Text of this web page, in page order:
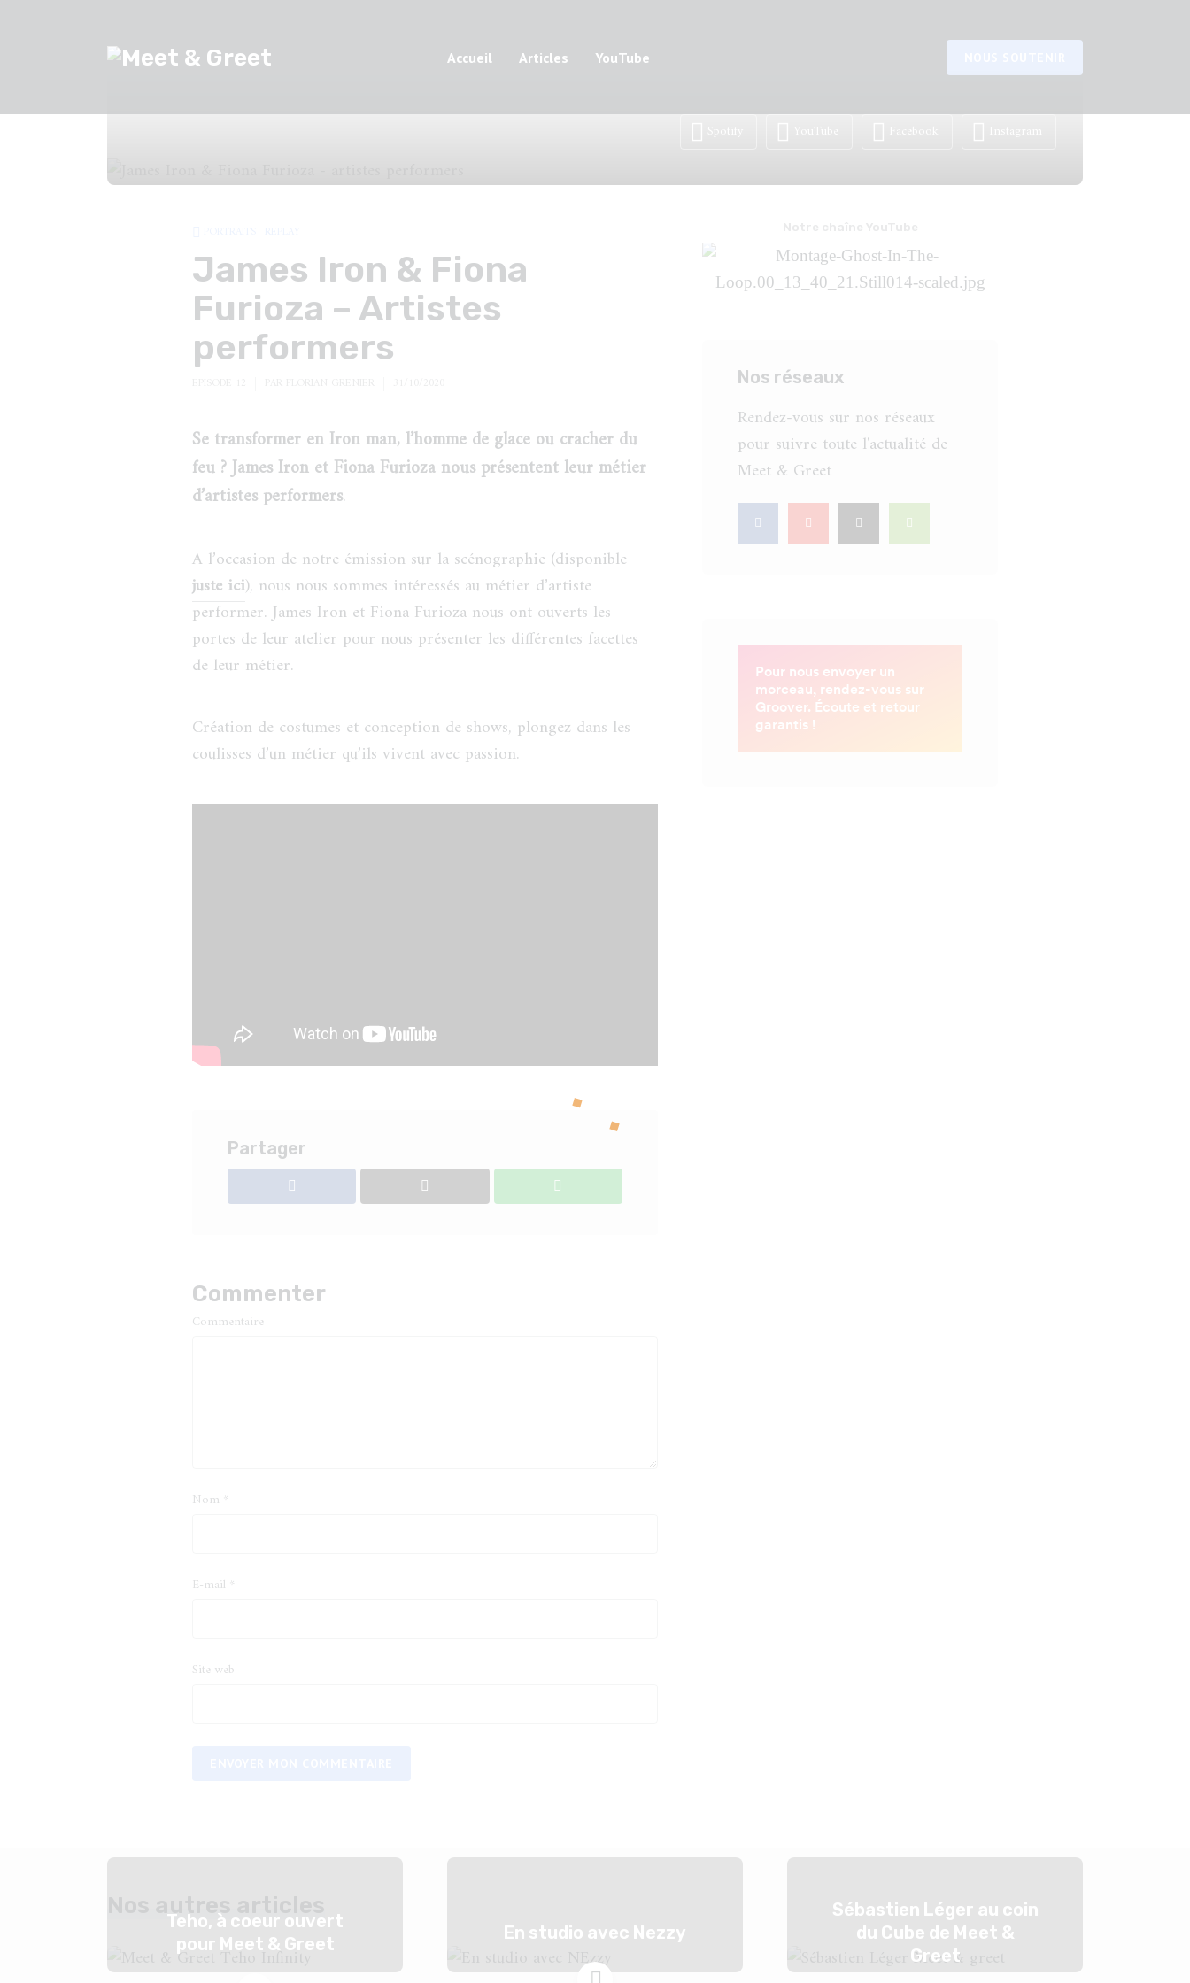
Accueil Articles YouTube
Spotify YouTube Facebook Instagram
James Iron & Fiona
Furioza – Artistes
performers
Se transformer en Iron man, l’homme de glace ou cracher du
feu ? James Iron et Fiona Furioza nous présentent leur métier
d’artistes performers.
A l’occasion de notre émission sur la scénographie (disponible
juste ici), nous nous sommes intéressés au métier d’artiste
performer. James Iron et Fiona Furioza nous ont ouverts les
portes de leur atelier pour nous présenter les différentes facettes
de leur métier.
Création de costumes et conception de shows, plongez dans les
coulisses d’un métier qu’ils vivent avec passion.
Partager
Commenter
Commentaire
Nom *
E-mail *
Site web
Nos réseaux
Rendez-vous sur nos réseaux
pour suivre toute l'actualité de
Meet & Greet
Teho, à coeur ouvert
pour Meet & Greet
En studio avec Nezzy
Sébastien Léger au coin
du Cube de Meet &
Greet